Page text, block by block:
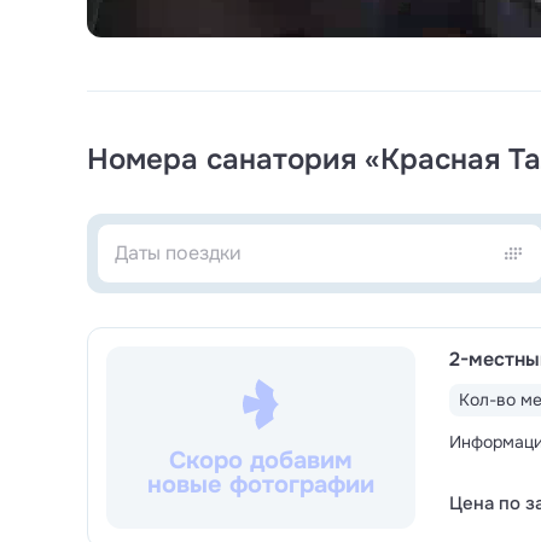
— наличие
рентгенография) и травмпункта.
Fisiotek LT-G, Fisiotek LT). Проводятся
диагностика и тренировка вестибулярного и
и неврологических нарушений; Кросс-
и двигательных навыков.
(медовый, тайский, массаж горячими
коррекции фигуры и омоложения;
Klapp, Algotherm, Renew. Есть
вертикальный
«Красная Талка» — отличный выбор для
бассейнах — не нужно переживать о
бассейн с водными горками, на галечном
детское ТВ, караоке,
Номера санатория «Красная
Скоро добавим
новые фотографии
2-
Кол-во
Цена по